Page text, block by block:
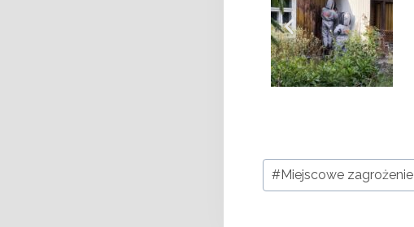
#Miejscowe zagrożenie